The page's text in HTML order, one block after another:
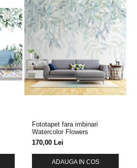
Fototapet fara imbinari
Watercolor Flowers
170,00 Lei
ADAUGA IN COS